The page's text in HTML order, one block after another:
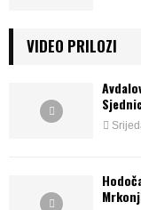
VIDEO PRILOZI